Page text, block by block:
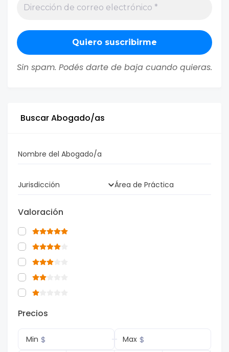
Sin spam. Podés darte de baja cuando quieras.
Buscar Abogado/as
Nombre del Abogado/a
Jurisdicción Área de Práctica
Valoración
Precios
Min $ Max $